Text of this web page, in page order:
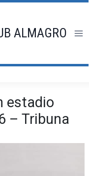
ALMAGRO
estadio
– Tribuna